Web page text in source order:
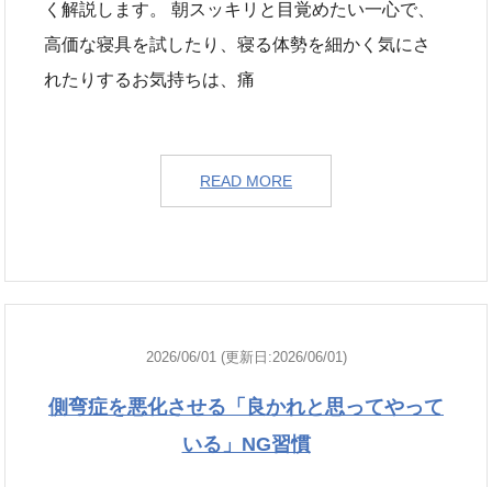
く解説します。 朝スッキリと目覚めたい一心で、
高価な寝具を試したり、寝る体勢を細かく気にさ
れたりするお気持ちは、痛
READ MORE
2026/06/01 (更新日:2026/06/01)
側弯症を悪化させる「良かれと思ってやって
いる」NG習慣